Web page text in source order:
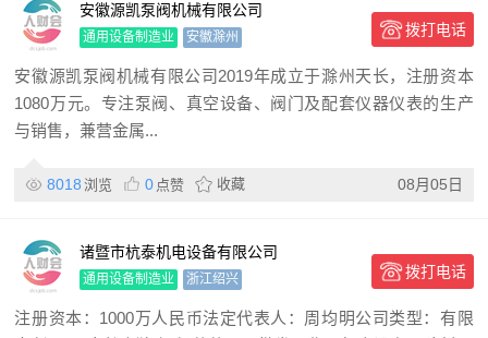
安徽源凯泵阀机械有限公司
通用设备制造业 安徽滁州 拨打电话
安徽源凯泵阀机械有限公司2019年成立于滁州天长，注册资本
1080万元。专注泵阀、真空设备、阀门及配套仪器仪表的生产
与销售，兼营金属...
8018 浏览 0 点赞 收藏 08月05日
诸暨市杭泰机电设备有限公司
通用设备制造业 浙江绍兴 拨打电话
注册资本：1000万人民币法定代表人：周均明公司类型：有限